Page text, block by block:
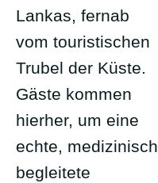
Lankas, fernab
vom touristischen
Trubel der Küste.
Gäste kommen
hierher, um eine
echte, medizinisch
begleitete